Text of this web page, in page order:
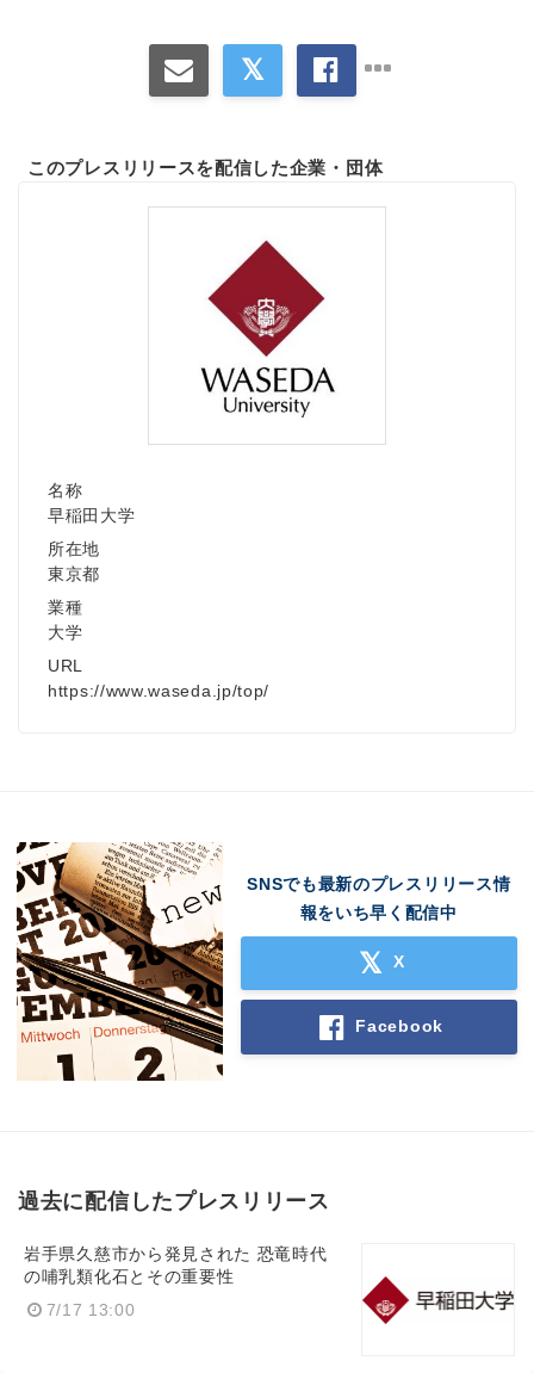
このプレスリリースを配信した企業・団体
名称
早稲田大学
所在地
東京都
業種
大学
URL
https://www.waseda.jp/top/
SNSでも最新のプレスリリース情
報をいち早く配信中
X
Facebook
過去に配信したプレスリリース
岩手県久慈市から発見された 恐竜時代
の哺乳類化石とその重要性
7/17 13:00